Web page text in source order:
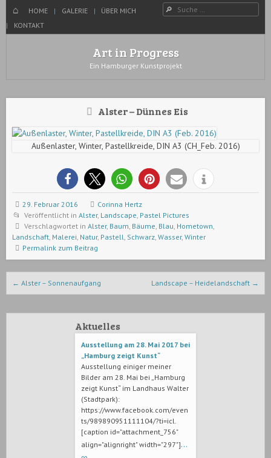
HOME
Menü
WECHSELN SIE ZUM INHALT
HOME GALERIE
ÜBER MICH
KONTAKT
Suche
Art in Progress
Ein Hamburger Kunstprojekt
Alster – Dünnes Eis
Außenlaster, Winter, Pastellkreide, DIN A3 (CH_Feb. 2016)
29. Februar 2016
Corinna Hertz
Veröffentlicht in Alster, Landscape, Pastel Pictures
Verschlagwortet in Alster, Baum, Bäume, Blau, Hometown,
Landschaft, Malerei, Natur, Pastell, Schwarz, Wasser, Winter
Permalink zum Beitrag
Beitrags-Navigation
← Alster – Sonnenaufgang Landscape – Heidelandschaft →
Aktuelles
Ausstellung am 28. Mai 2017 bei
„Hamburg zeigt Kunst“
Ausstellung einiger meiner
Bilder am 28. Mai bei „Hamburg
zeigt Kunst“ im Landhaus Walter
(Stadtpark):
https://www.facebook.com/even
ts/989890951111104/?ti=icl.
[caption id="attachment_756"
align="alignright" width="297"]…